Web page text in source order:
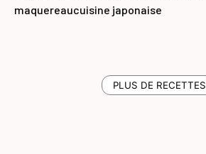
maquereaucuisine japonaise
PLUS DE RECETTES